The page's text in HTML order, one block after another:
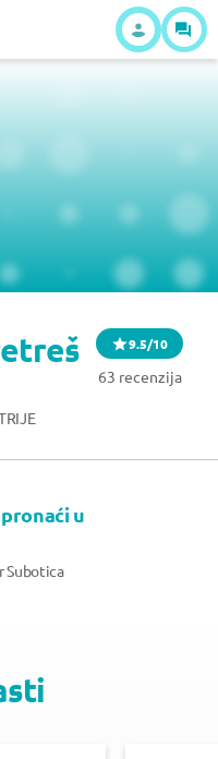
9.5/10
63 recenzija
u
Subotica